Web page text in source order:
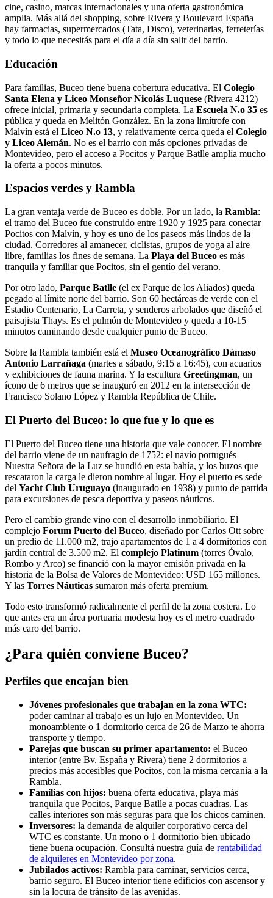
cine, casino, marcas internacionales y una oferta gastronómica
amplia. Más allá del shopping, sobre Rivera y Boulevard España
hay farmacias, supermercados (Tata, Disco), veterinarias, ferreterías
y todo lo que necesitás para el día a día sin salir del barrio.
Educación
Para familias, Buceo tiene buena cobertura educativa. El Colegio
Santa Elena y Liceo Monseñor Nicolás Luquese (Rivera 4212)
ofrece inicial, primaria y secundaria completa. La Escuela N.o 35 es
pública y queda en Melitón González. En la zona limítrofe con
Malvín está el Liceo N.o 13, y relativamente cerca queda el Colegio
y Liceo Alemán. No es el barrio con más opciones privadas de
Montevideo, pero el acceso a Pocitos y Parque Batlle amplía mucho
la oferta a pocos minutos.
Espacios verdes y Rambla
La gran ventaja verde de Buceo es doble. Por un lado, la Rambla:
el tramo del Buceo fue construido entre 1920 y 1925 para conectar
Pocitos con Malvín, y hoy es uno de los paseos más lindos de la
ciudad. Corredores al amanecer, ciclistas, grupos de yoga al aire
libre, familias los fines de semana. La Playa del Buceo es más
tranquila y familiar que Pocitos, sin el gentío del verano.
Por otro lado, Parque Batlle (el ex Parque de los Aliados) queda
pegado al límite norte del barrio. Son 60 hectáreas de verde con el
Estadio Centenario, La Carreta, y senderos arbolados que diseñó el
paisajista Thays. Es el pulmón de Montevideo y queda a 10-15
minutos caminando desde cualquier punto de Buceo.
Sobre la Rambla también está el Museo Oceanográfico Dámaso
Antonio Larrañaga (martes a sábado, 9:15 a 16:45), con acuarios
y exhibiciones de fauna marina. Y la escultura Greetingman, un
ícono de 6 metros que se inauguró en 2012 en la intersección de
Francisco Solano López y Rambla República de Chile.
El Puerto del Buceo: lo que fue y lo que es
El Puerto del Buceo tiene una historia que vale conocer. El nombre
del barrio viene de un naufragio de 1752: el navío portugués
Nuestra Señora de la Luz se hundió en esta bahía, y los buzos que
rescataron la carga le dieron nombre al lugar. Hoy el puerto es sede
del Yacht Club Uruguayo (inaugurado en 1938) y punto de partida
para excursiones de pesca deportiva y paseos náuticos.
Pero el cambio grande vino con el desarrollo inmobiliario. El
complejo Forum Puerto del Buceo, diseñado por Carlos Ott sobre
un predio de 11.000 m2, trajo apartamentos de 1 a 4 dormitorios con
jardín central de 3.500 m2. El complejo Platinum (torres Óvalo,
Rombo y Arco) se financió con la mayor emisión privada en la
historia de la Bolsa de Valores de Montevideo: USD 165 millones.
Y las Torres Náuticas sumaron más oferta premium.
Todo esto transformó radicalmente el perfil de la zona costera. Lo
que antes era un área portuaria modesta hoy es el metro cuadrado
más caro del barrio.
¿Para quién conviene Buceo?
Perfiles que encajan bien
Jóvenes profesionales que trabajan en la zona WTC:
poder caminar al trabajo es un lujo en Montevideo. Un
monoambiente o 1 dormitorio cerca de 26 de Marzo te ahorra
transporte y tiempo.
Parejas que buscan su primer apartamento: el Buceo
interior (entre Bv. España y Rivera) tiene 2 dormitorios a
precios más accesibles que Pocitos, con la misma cercanía a la
Rambla.
Familias con hijos: buena oferta educativa, playa más
tranquila que Pocitos, Parque Batlle a pocas cuadras. Las
calles interiores son más seguras para que los chicos caminen.
Inversores: la demanda de alquiler corporativo cerca del
WTC es constante. Un mono o 1 dormitorio bien ubicado
tiene buena ocupación. Consultá nuestra guía de rentabilidad
de alquileres en Montevideo por zona.
Jubilados activos: Rambla para caminar, servicios cerca,
barrio seguro. El Buceo interior tiene edificios con ascensor y
sin la locura de tránsito de las avenidas.